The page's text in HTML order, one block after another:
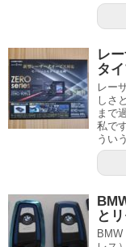
レ
タ
レー
しさ
まで
私で
うい
と